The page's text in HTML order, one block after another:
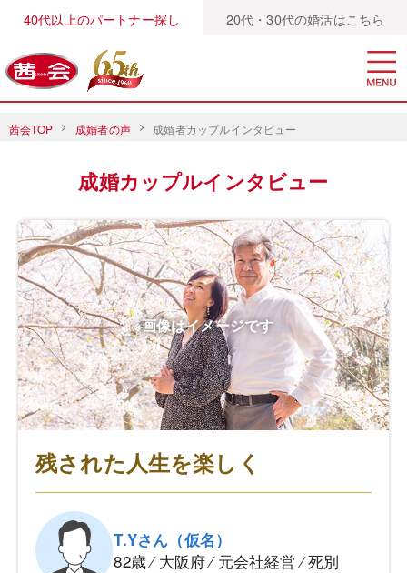
40代以上のパートナー探し 20代・30代の婚活はこちら
茜会TOP 成婚者の声 成婚者カップルインタビュー
成婚カップルインタビュー
残された人生を楽しく
T.Yさん（仮名）
82歳 ⁄ 大阪府 ⁄元会社経営 ⁄ 死別